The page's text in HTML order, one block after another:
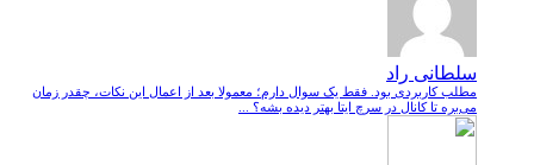
سلطانی راد
مطلب کاربردی بود. فقط یک سوال دارم؛ معمولا بعد از اعمال این نکات، چقدر زمان
می‌بره تا کانال در سرچ ایتا بهتر دیده بشه؟ ...